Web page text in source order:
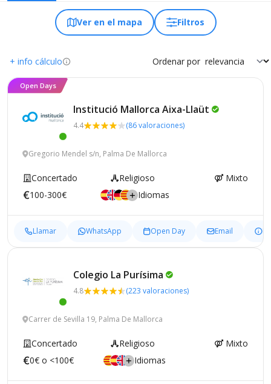
Ver en el mapa Filtros
+ info cálculo Ordenar por
Open Days
Institució Mallorca Aixa-Llaüt
4.4 (86 valoraciones)
Gregorio Mendel s/n, Palma De Mallorca
Concertado Religioso
Mixto
100-300€
Idiomas
Llamar WhatsApp Open Day Email
Colegio La Purísima
4.8 (223 valoraciones)
Carrer de Sevilla 19, Palma De Mallorca
Concertado Religioso
Mixto
0€ o <100€
Idiomas